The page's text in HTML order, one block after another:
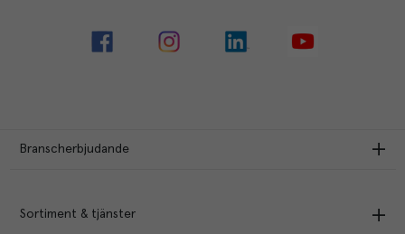
Branscherbjudande
Sortiment & tjänster